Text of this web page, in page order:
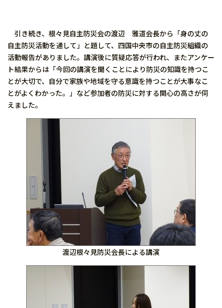
引き続き、根々見自主防災会の渡辺 雅道会長から「身の丈の
自主防災活動を通して」と題して、四国中央市の自主防災組織の
活動報告がありました。講演後に質疑応答が行われ、またアンケー
ト結果からは「今回の講演を聞くことにより防災の知識を持つこ
とが大切で、自分で家族や地域を守る意識を持つことが大事なこ
とがよくわかった。」など参加者の防災に対する関心の高さが伺
えました。
渡辺根々見防災会長による講演